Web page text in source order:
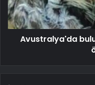
Avustralya'da